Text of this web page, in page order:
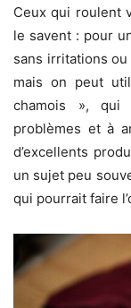
Ceux qui roulent
le savent : pour
sans irritations
mais on peut
chamois », qui
problèmes et à
d’excellents
un sujet peu
qui pourrait faire